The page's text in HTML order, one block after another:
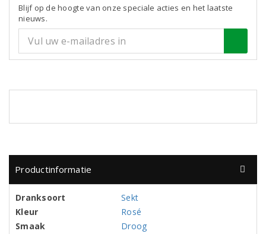
Blijf op de hoogte van onze speciale acties en het laatste
nieuws.
Productinformatie
Dranksoort
Sekt
Kleur
Rosé
Smaak
Droog